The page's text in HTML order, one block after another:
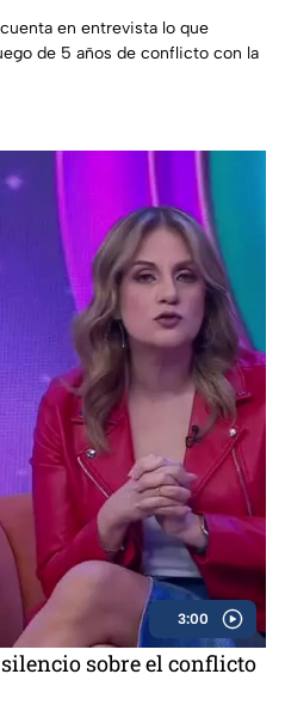
en entrevista lo que
de 5 años de conflicto con la
3:00
sobre el conflicto